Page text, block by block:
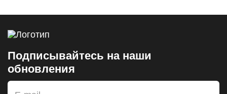
Подписывайтесь на наши
обновления